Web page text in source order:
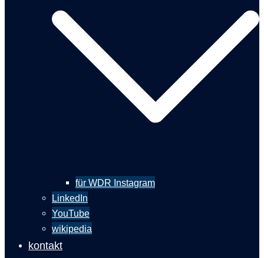
für WDR Instagram
LinkedIn
YouTube
wikipedia
kontakt